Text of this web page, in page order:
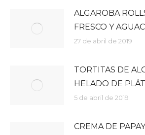
ALGAROBA
FRESCO Y
27 de abril de 2019
TORTITAS DE
HELADO DE
5 de abril de 2019
CREMA DE